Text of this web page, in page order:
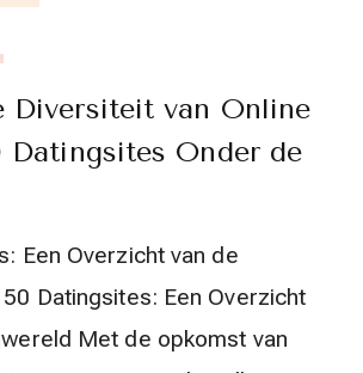
Diversiteit van Online
Datingsites Onder de
Een Overzicht van de
Datingsites: Een Overzicht
Met de opkomst van